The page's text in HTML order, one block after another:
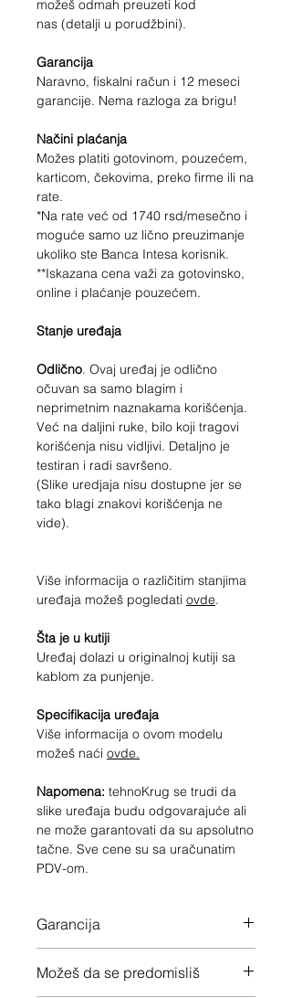
možeš odmah preuzeti kod
nas (detalji u porudžbini).
Garancija
Naravno, fiskalni račun i 12 meseci
garancije. Nema razloga za brigu!
Načini plaćanja
Možes platiti gotovinom, pouzećem,
karticom, čekovima, preko firme ili na
rate.
*Na rate već od 1740 rsd/mesečno i
moguće samo uz lično preuzimanje
ukoliko ste Banca Intesa korisnik.
**Iskazana cena važi za gotovinsko,
online i plaćanje pouzećem.
Stanje uređaja
Odlično. Ovaj uređaj je odlično
očuvan sa samo blagim i
neprimetnim naznakama korišćenja.
Već na daljini ruke, bilo koji tragovi
korišćenja nisu vidljivi. Detaljno je
testiran i radi savršeno.
(Slike uredjaja nisu dostupne jer se
tako blagi znakovi korišćenja ne
vide).
Više informacija o različitim stanjima
uređaja možeš pogledati ovde.
Šta je u kutiji
Uređaj dolazi u originalnoj kutiji sa
kablom za punjenje.
Specifikacija uređaja
Više informacija o ovom modelu
možeš naći ovde.
Napomena: tehnoKrug se trudi da
slike uređaja budu odgovarajuće ali
ne može garantovati da su apsolutno
tačne. Sve cene su sa uračunatim
PDV-om.
Garancija
Možeš da se predomisliš